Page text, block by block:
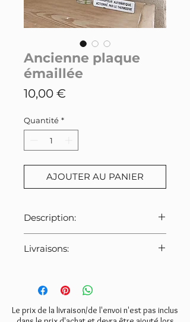
Ancienne plaque
émaillée
10,00 €
Quantité *
AJOUTER AU PANIER
Description:
inscriptions noires sure fond
Dimensions: longueur 12cm
Livraisons:
Merci de bien veiller à
sélectionner le tarif indiqué ci-
dessous lors de la commande.
Le prix de la livraison/de l'envoi n'est pas inclus